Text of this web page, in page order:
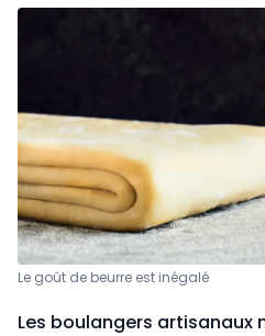
Le goût de beurre est inégalé
Les boulangers artisanaux